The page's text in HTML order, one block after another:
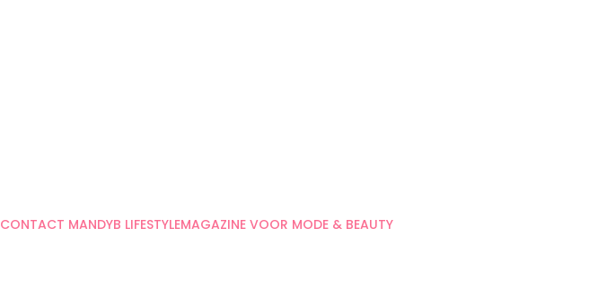
CONTACT MANDYB LIFESTYLEMAGAZINE VOOR MODE & BEAUTY